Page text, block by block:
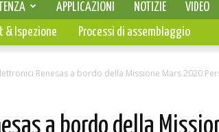
DI ELETTRONICA
APPLICAZIONI NOTIZIE
VIDEO
& Ispezione Processi di assemblaggio
Renesas a bordo della Missione Mars 2020
a bordo della